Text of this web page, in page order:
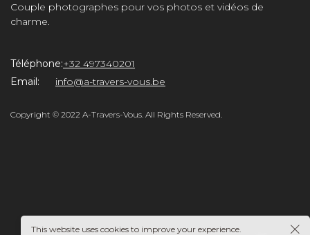
Couple photographes pour vos photos et vidéos de
charme.
Téléphone:+32 497340201
Email:
info@a-travers-vous.be
Copyright © 2022 A-Travers-Vous. All Rights Reserved.
This website uses cookies to improve your experience.